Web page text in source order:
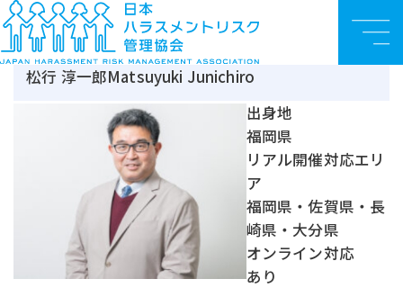
認定講師
TOP認定講師松行 淳一郎
松行 淳一郎Matsuyuki Junichiro
出身地
福岡県
リアル開催対応エリ
ア
福岡県・佐賀県・長
崎県・大分県
オンライン対応
あり